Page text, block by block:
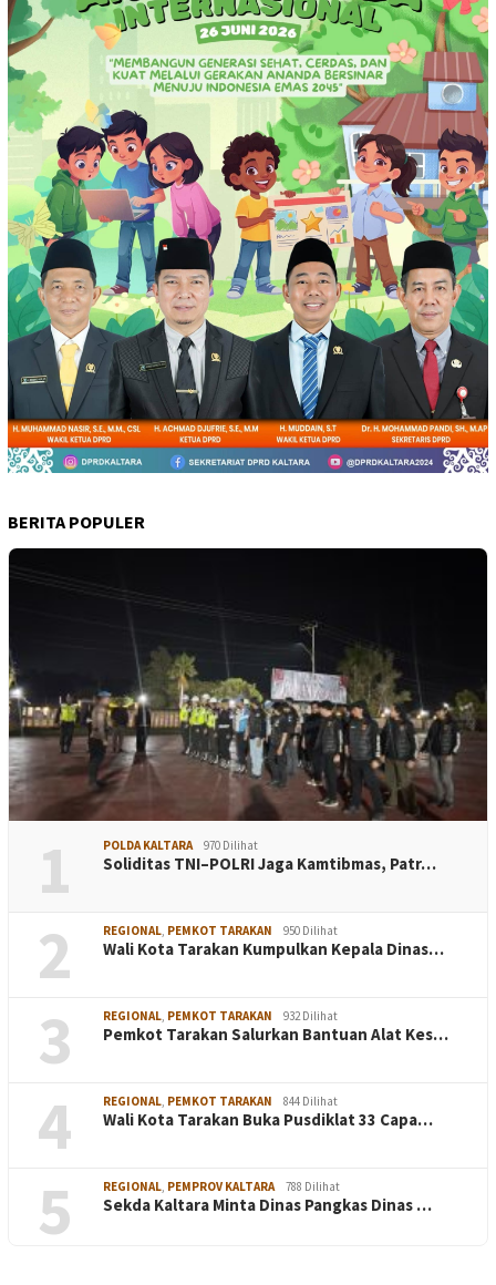
BERITA POPULER
1 POLDA KALTARA 970 Dilihat
Soliditas TNI–POLRI Jaga Kamtibmas, Patr…
2 REGIONAL PEMKOT TARAKAN 950 Dilihat
Wali Kota Tarakan Kumpulkan Kepala Dinas…
3 REGIONAL PEMKOT TARAKAN 932 Dilihat
Pemkot Tarakan Salurkan Bantuan Alat Kes…
4 REGIONAL PEMKOT TARAKAN 844 Dilihat
Wali Kota Tarakan Buka Pusdiklat 33 Capa…
5 REGIONAL PEMPROV KALTARA 788 Dilihat
Sekda Kaltara Minta Dinas Pangkas Dinas …